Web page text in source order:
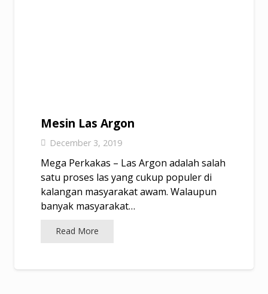
Mesin Las Argon
December 3, 2019
Mega Perkakas – Las Argon adalah salah
satu proses las yang cukup populer di
kalangan masyarakat awam. Walaupun
banyak masyarakat…
Read More